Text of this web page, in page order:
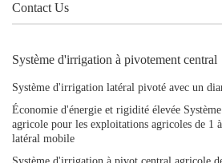
Contact Us
Système d'irrigation à pivotement central
Système d'irrigation latéral pivoté avec un
Économie d'énergie et rigidité élevée
agricole pour les exploitations agricoles de 1
latéral mobile